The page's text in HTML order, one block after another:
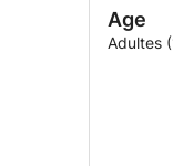
contextes.
Les
Age
Adultes